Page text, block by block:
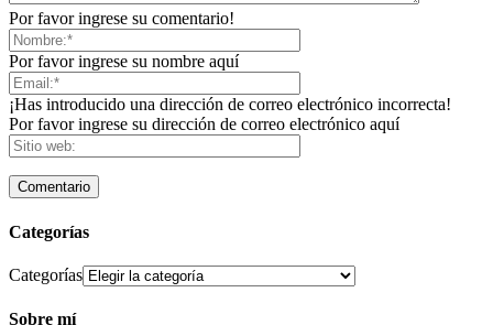
Por favor ingrese su comentario!
Por favor ingrese su nombre aquí
¡Has introducido una dirección de correo electrónico incorrecta!
Por favor ingrese su dirección de correo electrónico aquí
Categorías
Categorías
Sobre mí